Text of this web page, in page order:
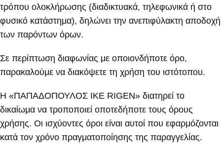
τρόπου ολοκλήρωσης (διαδικτυακά, τηλεφωνικά ή στο
φυσικό κατάστημα), δηλώνει την ανεπιφύλακτη αποδοχή
των παρόντων όρων.
Σε περίπτωση διαφωνίας με οποιονδήποτε όρο,
παρακαλούμε να διακόψετε τη χρήση του ιστότοπου.
Η «ΠΑΠΑΔΟΠΟΥΛΟΣ ΙΚΕ RIGEN» διατηρεί το
δικαίωμα να τροποποιεί οποτεδήποτε τους όρους
χρήσης. Οι ισχύοντες όροι είναι αυτοί που εφαρμόζονται
κατά τον χρόνο πραγματοποίησης της παραγγελίας.